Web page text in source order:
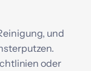
und
oder